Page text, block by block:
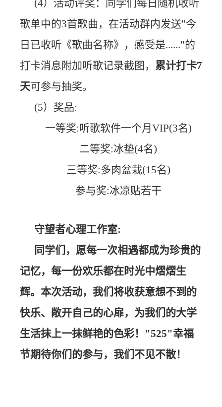
(4）活动评奖：同学们每日随机收听
歌单中的3首歌曲，在活动群内发送"今
日已收听《歌曲名称》，感受是......"的
打卡消息附加听歌记录截图， 累计打卡7
天可参与抽奖。
(5）奖品:
一等奖:听歌软件一个月VIP(3名)
二等奖:冰垫(4名)
三等奖:多肉盆栽(15名)
参与奖:冰凉贴若干
守望者心理工作室:
同学们，愿每一次相遇都成为珍贵的
记忆，每一份欢乐都在时光中熠熠生
辉。本次活动，我们将收获意想不到的
快乐、敞开自己的心扉，为我们的大学
生活抹上一抹鲜艳的色彩！"525"幸福
节期待你们的参与，我们不见不散！